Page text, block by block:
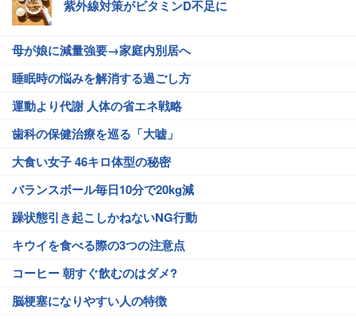
紫外線対策がビタミンD不足に
母が娘に減量強要→家庭内別居へ
睡眠時の悩みを解消する過ごし方
運動より代謝 人体の省エネ戦略
歯科の保健治療を巡る「大嘘」
大食い女子 46キロ体型の秘密
バランスボール毎日10分で20kg減
躁状態引き起こしかねないNG行動
キウイを食べる際の3つの注意点
コーヒー 朝すぐ飲むのはダメ?
脳梗塞になりやすい人の特徴